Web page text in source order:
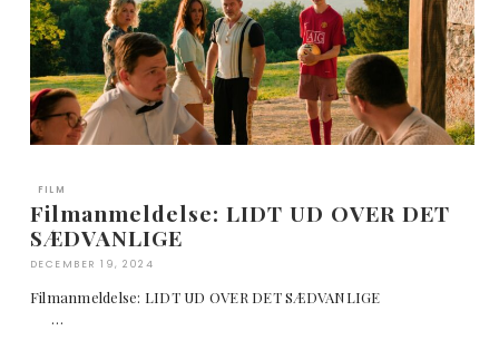
FILM
Filmanmeldelse: LIDT UD OVER DET
SÆDVANLIGE
DECEMBER 19, 2024
Filmanmeldelse: LIDT UD OVER DET SÆDVANLIGE
…